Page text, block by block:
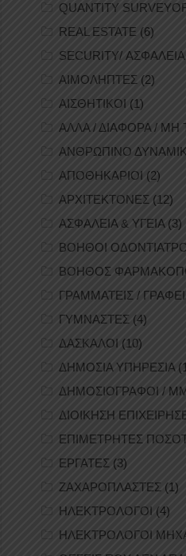
QUANTITY
REAL ESTATE (6)
SECURITY/ ΑΣΦΑΛΕΙΑ
ΑΙΜΟΛΗΠΤΕΣ (2)
ΑΙΣΘΗΤΙΚΟΙ (1)
ΑΛΛΑ / ΔΙΑΦΟΡΑ /
ΑΝΘΡΩΠΙΝΟ
ΑΠΟΘΗΚΑΡΙΟΙ (2)
ΑΡΧΙΤΕΚΤΟΝΕΣ (12)
ΑΣΦΑΛΕΙΑ & ΥΓΕΙΑ(3)
ΒΟΗΘΟΙ
ΒΟΗΘΟΣ
ΓΡΑΜΜΑΤΕΙΣ /
ΓΥΜΝΑΣΤΕΣ (4)
ΔΑΣΚΑΛΟΙ (10)
ΔΗΜΟΣΙΑ ΥΠΗΡΕΣΙΑ
ΔΗΜΟΣΙΟΓΡΑΦΟΙ /
ΔΙΟΙΚΗΣΗ
ΕΠΙΜΕΤΡΗΤΕΣ
ΕΡΓΑΤΕΣ (3)
ΖΑΧΑΡΟΠΛΑΣΤΕΣ (1)
ΗΛΕΚΤΡΟΛΟΓΟΙ (4)
ΗΛΕΚΤΡΟΛΟΓΟΙ